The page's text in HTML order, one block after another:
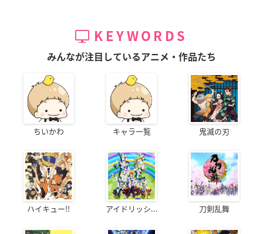
KEYWORDS
みんなが注目しているアニメ・作品たち
ちいかわ キャラ一覧 鬼滅の刃
ハイキュー!! アイドリッシ... 刀剣乱舞